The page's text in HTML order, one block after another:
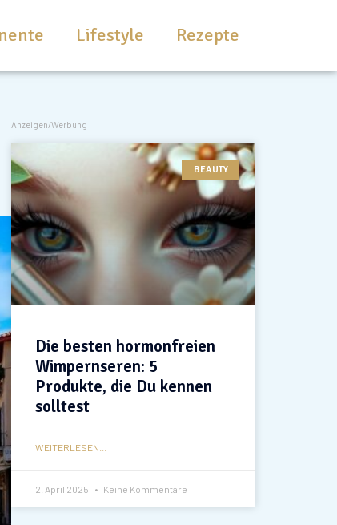
Lifestyle Rezepte
Anzeigen/Werbung
BEAUTY
Die besten hormonfreien
Wimpernseren: 5
Produkte, die Du kennen
solltest
WEITERLESEN...
2. April 2025 Keine Kommentare